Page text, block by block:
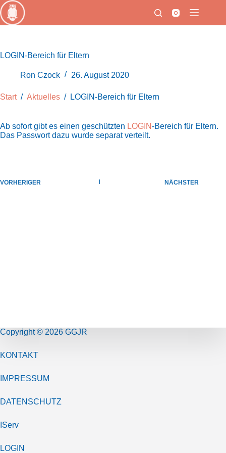
Zum
Inhalt
springen
LOGIN-Bereich für Eltern
Ron Czock 26. August 2020
Start / Aktuelles / LOGIN-Bereich für Eltern
Ab sofort gibt es einen geschützten LOGIN-Bereich für Eltern.
Das Passwort dazu wurde separat verteilt.
VORHERIGER NÄCHSTER
Copyright © 2026 GGJR
KONTAKT
IMPRESSUM
DATENSCHUTZ
IServ
LOGIN